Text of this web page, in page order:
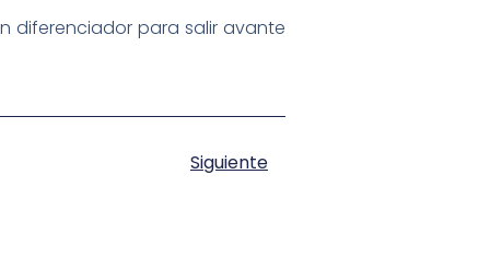
diferenciador para salir avante
Siguiente